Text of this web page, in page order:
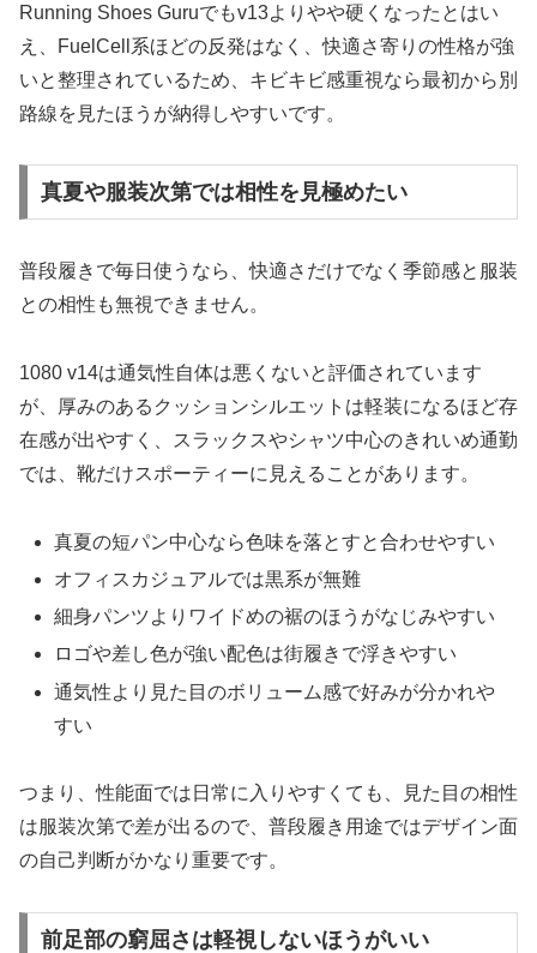
Running Shoes Guruでもv13よりやや硬くなったとはい
え、FuelCell系ほどの反発はなく、快適さ寄りの性格が強
いと整理されているため、キビキビ感重視なら最初から別
路線を見たほうが納得しやすいです。
真夏や服装次第では相性を見極めたい
普段履きで毎日使うなら、快適さだけでなく季節感と服装
との相性も無視できません。
1080 v14は通気性自体は悪くないと評価されています
が、厚みのあるクッションシルエットは軽装になるほど存
在感が出やすく、スラックスやシャツ中心のきれいめ通勤
では、靴だけスポーティーに見えることがあります。
真夏の短パン中心なら色味を落とすと合わせやすい
オフィスカジュアルでは黒系が無難
細身パンツよりワイドめの裾のほうがなじみやすい
ロゴや差し色が強い配色は街履きで浮きやすい
通気性より見た目のボリューム感で好みが分かれや
すい
つまり、性能面では日常に入りやすくても、見た目の相性
は服装次第で差が出るので、普段履き用途ではデザイン面
の自己判断がかなり重要です。
前足部の窮屈さは軽視しないほうがいい